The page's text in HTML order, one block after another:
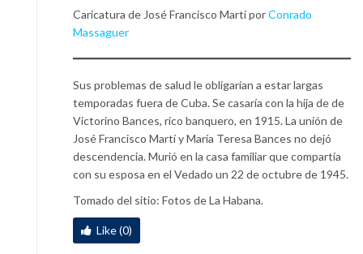
Caricatura de José Francisco Martí porConrado
Massaguer
Sus problemas de salud le obligarían a estar largas
temporadas fuera de Cuba. Se casaría con la hija de de
Victorino Bances, rico banquero, en 1915. La unión de
José Francisco Martí y María Teresa Bances no dejó
descendencia. Murió en la casa familiar que compartía
con su esposa en el Vedado un 22 de octubre de 1945.
Tomado del sitio: Fotos de La Habana.
Like (0)